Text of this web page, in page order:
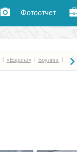
Фотоотчет
«Европа» Боулинг